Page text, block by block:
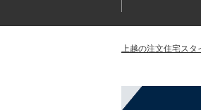
上越の注文住宅スタ